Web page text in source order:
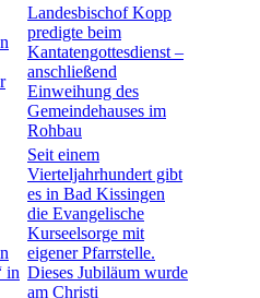
Landesbischof Kopp
predigte beim
Kantatengottesdienst –
anschließend
Einweihung des
Gemeindehauses im
Rohbau
in
Seit einem
Vierteljahrhundert gibt
es in Bad Kissingen
die Evangelische
Kurseelsorge mit
eigener Pfarrstelle.
Dieses Jubiläum wurde
am Christi